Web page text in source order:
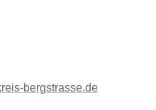
bergstrasse.de